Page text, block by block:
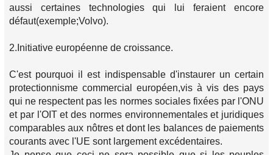
aussi certaines technologies qui lui feraient encore
défaut(exemple;Volvo).
2.Initiative européenne de croissance.
C'est pourquoi il est indispensable d'instaurer un certain
protectionnisme commercial européen,vis à vis des pays
qui ne respectent pas les normes sociales fixées par l'ONU
et par l'OIT et des normes environnementales et juridiques
comparables aux nôtres et dont les balances de paiements
courants avec l'UE sont largement excédentaires.